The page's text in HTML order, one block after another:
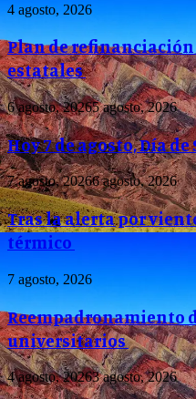
4 agosto, 2026
Plan de refinanciación
estatales
6 agosto, 20265 agosto, 2026
Hoy 7 de agosto, Día
7 agosto, 20266 agosto, 2026
Tras la alerta por
térmico
7 agosto, 2026
Reempadronamiento
universitarios
4 agosto, 20263 agosto, 2026